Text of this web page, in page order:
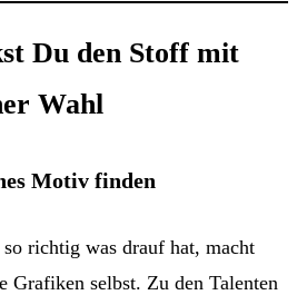
Du den Stoff mit
Wahl
Motiv finden
richtig was drauf hat, macht
Grafiken selbst. Zu den Talenten